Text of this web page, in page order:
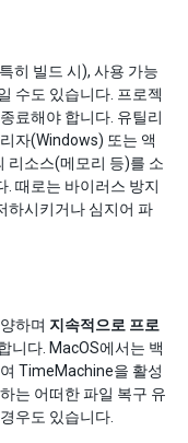
히 빌드 시), 사용 가능
수도 있습니다. 프로젝
료해야 합니다. 유틸리
자(Windows) 또는 액
리소스(메모리 등)를 소
. 때로는 바이러스 방지
하시키거나 심지어 파
하며 지속적으로 프로
니다. MacOS에서는 백
TimeMachine을 활성
는 어떠한 파일 복구 유
우도 있습니다.